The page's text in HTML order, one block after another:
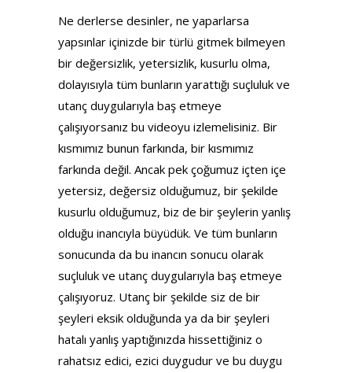
Ne derlerse desinler, ne yaparlarsa
yapsınlar içinizde bir türlü gitmek bilmeyen
bir değersizlik, yetersizlik, kusurlu olma,
dolayısıyla tüm bunların yarattığı suçluluk ve
utanç duygularıyla baş etmeye
çalışıyorsanız bu videoyu izlemelisiniz. Bir
kısmımız bunun farkında, bir kısmımız
farkında değil. Ancak pek çoğumuz içten içe
yetersiz, değersiz olduğumuz, bir şekilde
kusurlu olduğumuz, biz de bir şeylerin yanlış
olduğu inancıyla büyüdük. Ve tüm bunların
sonucunda da bu inancın sonucu olarak
suçluluk ve utanç duygularıyla baş etmeye
çalışıyoruz. Utanç bir şekilde siz de bir
şeyleri eksik olduğunda ya da bir şeyleri
hatalı yanlış yaptığınızda hissettiğiniz o
rahatsız edici, ezici duygudur ve bu duygu